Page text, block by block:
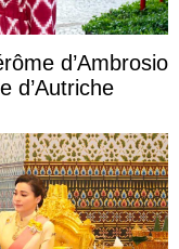
d’Ambrosio
d’Autriche